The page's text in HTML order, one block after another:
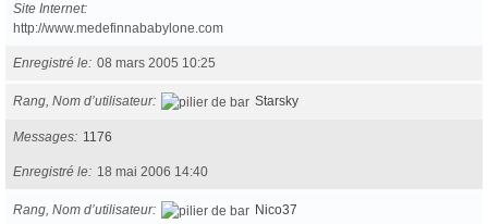
Site Internet
http://www.medefinnababylone.com
Enregistré le 08 mars 2005 10:25
Rang, Nom d’utilisateur Starsky
Messages 1176
Enregistré le 18 mai 2006 14:40
Rang, Nom d’utilisateur Nico37